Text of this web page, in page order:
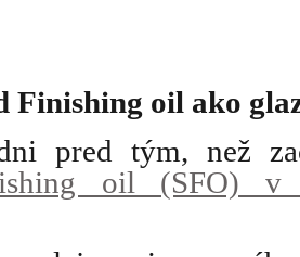
Finishing oil ako
pred tým, než
oil (SFO) v